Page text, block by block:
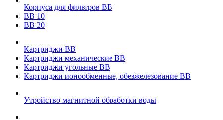
Корпуса для фильтров ВВ
ВВ 10
ВВ 20
Картриджи ВВ
Картриджи механические ВВ
Картриджи угольные ВВ
Картриджи ионообменные, обезжелезование ВВ
Утройство магнитной обработки воды